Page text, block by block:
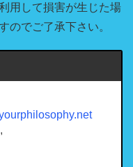
用して損害が生じた場
のでご了承下さい。